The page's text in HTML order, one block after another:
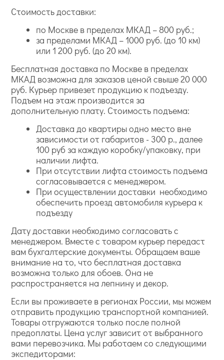
Стоимость доставки:
по Москве в пределах МКАД – 800 руб.;
за пределами МКАД – 1000 руб. (до 10 км)
или 1 200 руб. (до 20 км).
Бесплатная доставка по Москве в пределах
МКАД возможна для заказов ценой свыше 20 000
руб. Курьер привезет продукцию к подъезду.
Подъем на этаж производится за
дополнительную плату. Стоимость подъема:
Доставка до квартиры одно место вне
зависимости от габаритов - 300 р., далее
100 руб за каждую коробку/упаковку, при
наличии лифта.
При отсутствии лифта стоимость подъема
согласовывается с менеджером.
При осуществлении доставки необходимо
обеспечить проезд автомобиля курьера к
подъезду
Дату доставки необходимо согласовать с
менеджером. Вместе с товаром курьер передаст
вам бухгалтерские документы. Обращаем ваше
внимание на то, что бесплатная доставка
возможна только для обоев. Она не
распространяется на лепнину и декор.
Если вы проживаете в регионах России, мы можем
отправить продукцию транспортной компанией.
Товары отгружаются только после полной
предоплаты. Цена услуг зависит от выбранного
вами перевозчика. Мы работаем со следующими
экспедиторами: